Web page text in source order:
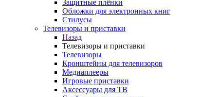
Защитные плёнки
Обложки для электронных книг
Стилусы
Телевизоры и приставки
Назад
Телевизоры и приставки
Телевизоры
Кронштейны для телевизоров
Медиаплееры
Игровые приставки
Аксессуары для ТВ